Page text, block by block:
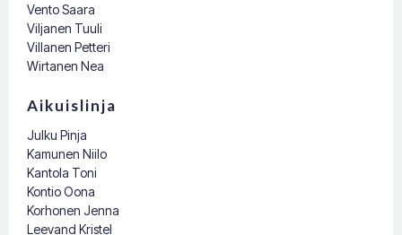
Vento Saara
Viljanen Tuuli
Villanen Petteri
Wirtanen Nea
Aikuislinja
Julku Pinja
Kamunen Niilo
Kantola Toni
Kontio Oona
Korhonen Jenna
Leevand Kristel